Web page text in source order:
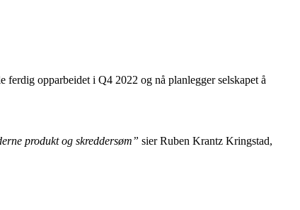
opparbeidet i Q4 2022 og nå planlegger selskapet å
produkt og skreddersøm” sier Ruben Krantz Kringstad,